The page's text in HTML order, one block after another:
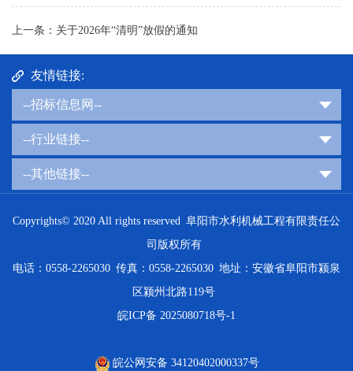
上一条：关于2026年“清明”放假的通知
友情链接:
--招标信息网--
--行业链接--
--其他链接--
Copyrights© 2020 All rights reserved 阜阳市水利机械工程有限责任公
司版权所有
电话：0558-2265030 传真：0558-2265030 地址：安徽省阜阳市颍泉
区颍州北路119号
皖ICP备 2025080718号-1
皖公网安备 34120402000337号